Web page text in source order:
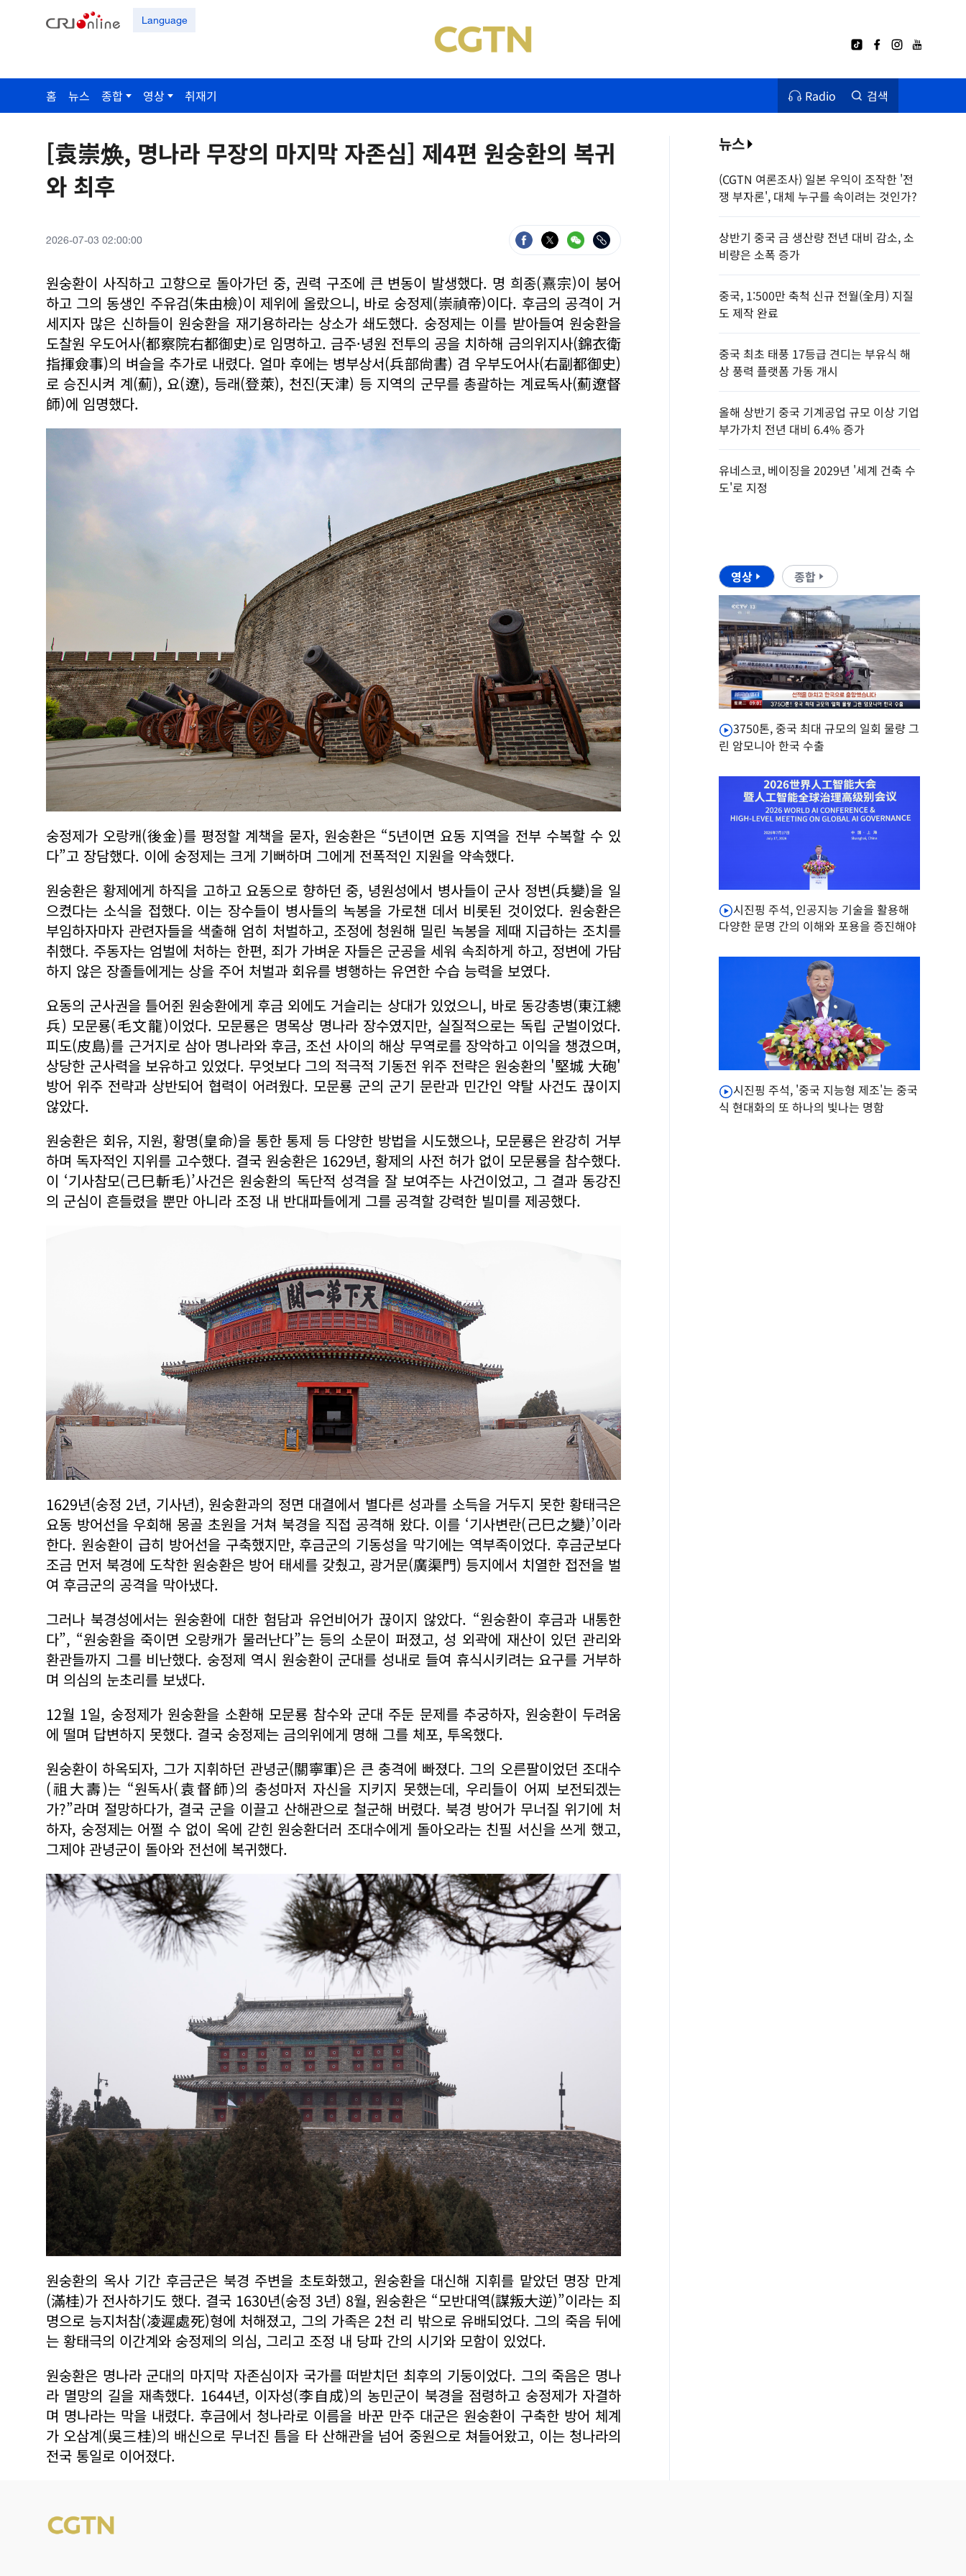
Language
홈 뉴스 종합 영상 취재기 Radio 검색
[袁崇焕, 명나라 무장의 마지막 자존심] 제4편 원숭환의 복귀
와 최후
2026-07-03 02:00:00
원숭환이 사직하고 고향으로 돌아가던 중, 권력 구조에 큰 변동이 발생했다. 명 희종(熹宗)이 붕어
하고 그의 동생인 주유검(朱由檢)이 제위에 올랐으니, 바로 숭정제(崇禎帝)이다. 후금의 공격이 거
세지자 많은 신하들이 원숭환을 재기용하라는 상소가 쇄도했다. 숭정제는 이를 받아들여 원숭환을
도찰원 우도어사(都察院右都御史)로 임명하고. 금주·녕원 전투의 공을 치하해 금의위지사(錦衣衛
指揮僉事)의 벼슬을 추가로 내렸다. 얼마 후에는 병부상서(兵部尙書) 겸 우부도어사(右副都御史)
로 승진시켜 계(薊), 요(遼), 등래(登萊), 천진(天津) 등 지역의 군무를 총괄하는 계료독사(薊遼督
師)에 임명했다.
숭정제가 오랑캐(後金)를 평정할 계책을 묻자, 원숭환은 “5년이면 요동 지역을 전부 수복할 수 있
다”고 장담했다. 이에 숭정제는 크게 기뻐하며 그에게 전폭적인 지원을 약속했다.
원숭환은 황제에게 하직을 고하고 요동으로 향하던 중, 녕원성에서 병사들이 군사 정변(兵變)을 일
으켰다는 소식을 접했다. 이는 장수들이 병사들의 녹봉을 가로챈 데서 비롯된 것이었다. 원숭환은
부임하자마자 관련자들을 색출해 엄히 처벌하고, 조정에 청원해 밀린 녹봉을 제때 지급하는 조치를
취했다. 주동자는 엄벌에 처하는 한편, 죄가 가벼운 자들은 군공을 세워 속죄하게 하고, 정변에 가담
하지 않은 장졸들에게는 상을 주어 처벌과 회유를 병행하는 유연한 수습 능력을 보였다.
요동의 군사권을 틀어쥔 원숭환에게 후금 외에도 거슬리는 상대가 있었으니, 바로 동강총병(東江總
兵) 모문룡(毛文龍)이었다. 모문룡은 명목상 명나라 장수였지만, 실질적으로는 독립 군벌이었다.
피도(皮島)를 근거지로 삼아 명나라와 후금, 조선 사이의 해상 무역로를 장악하고 이익을 챙겼으며,
상당한 군사력을 보유하고 있었다. 무엇보다 그의 적극적 기동전 위주 전략은 원숭환의 '堅城 大砲'
방어 위주 전략과 상반되어 협력이 어려웠다. 모문룡 군의 군기 문란과 민간인 약탈 사건도 끊이지
않았다.
원숭환은 회유, 지원, 황명(皇命)을 통한 통제 등 다양한 방법을 시도했으나, 모문룡은 완강히 거부
하며 독자적인 지위를 고수했다. 결국 원숭환은 1629년, 황제의 사전 허가 없이 모문룡을 참수했다.
이 ‘기사참모(己巳斬毛)’사건은 원숭환의 독단적 성격을 잘 보여주는 사건이었고, 그 결과 동강진
의 군심이 흔들렸을 뿐만 아니라 조정 내 반대파들에게 그를 공격할 강력한 빌미를 제공했다.
1629년(숭정 2년, 기사년), 원숭환과의 정면 대결에서 별다른 성과를 소득을 거두지 못한 황태극은
요동 방어선을 우회해 몽골 초원을 거쳐 북경을 직접 공격해 왔다. 이를 ‘기사변란(己巳之變)’이라
한다. 원숭환이 급히 방어선을 구축했지만, 후금군의 기동성을 막기에는 역부족이었다. 후금군보다
조금 먼저 북경에 도착한 원숭환은 방어 태세를 갖췄고, 광거문(廣渠門) 등지에서 치열한 접전을 벌
여 후금군의 공격을 막아냈다.
그러나 북경성에서는 원숭환에 대한 험담과 유언비어가 끊이지 않았다. “원숭환이 후금과 내통한
다”, “원숭환을 죽이면 오랑캐가 물러난다”는 등의 소문이 퍼졌고, 성 외곽에 재산이 있던 관리와
환관들까지 그를 비난했다. 숭정제 역시 원숭환이 군대를 성내로 들여 휴식시키려는 요구를 거부하
며 의심의 눈초리를 보냈다.
12월 1일, 숭정제가 원숭환을 소환해 모문룡 참수와 군대 주둔 문제를 추궁하자, 원숭환이 두려움
에 떨며 답변하지 못했다. 결국 숭정제는 금의위에게 명해 그를 체포, 투옥했다.
원숭환이 하옥되자, 그가 지휘하던 관녕군(關寧軍)은 큰 충격에 빠졌다. 그의 오른팔이었던 조대수
(祖大壽)는 “원독사(袁督師)의 충성마저 자신을 지키지 못했는데, 우리들이 어찌 보전되겠는
가?”라며 절망하다가, 결국 군을 이끌고 산해관으로 철군해 버렸다. 북경 방어가 무너질 위기에 처
하자, 숭정제는 어쩔 수 없이 옥에 갇힌 원숭환더러 조대수에게 돌아오라는 친필 서신을 쓰게 했고,
그제야 관녕군이 돌아와 전선에 복귀했다.
원숭환의 옥사 기간 후금군은 북경 주변을 초토화했고, 원숭환을 대신해 지휘를 맡았던 명장 만계
(滿桂)가 전사하기도 했다. 결국 1630년(숭정 3년) 8월, 원숭환은 “모반대역(謀叛大逆)”이라는 죄
명으로 능지처참(凌遲處死)형에 처해졌고, 그의 가족은 2천 리 밖으로 유배되었다. 그의 죽음 뒤에
는 황태극의 이간계와 숭정제의 의심, 그리고 조정 내 당파 간의 시기와 모함이 있었다.
원숭환은 명나라 군대의 마지막 자존심이자 국가를 떠받치던 최후의 기둥이었다. 그의 죽음은 명나
라 멸망의 길을 재촉했다. 1644년, 이자성(李自成)의 농민군이 북경을 점령하고 숭정제가 자결하
며 명나라는 막을 내렸다. 후금에서 청나라로 이름을 바꾼 만주 대군은 원숭환이 구축한 방어 체계
가 오삼계(吳三桂)의 배신으로 무너진 틈을 타 산해관을 넘어 중원으로 쳐들어왔고, 이는 청나라의
전국 통일로 이어졌다.
뉴스
(CGTN 여론조사) 일본 우익이 조작한 '전
쟁 부자론', 대체 누구를 속이려는 것인가?
상반기 중국 금 생산량 전년 대비 감소, 소
비량은 소폭 증가
중국, 1:500만 축척 신규 전월(全月) 지질
도 제작 완료
중국 최초 태풍 17등급 견디는 부유식 해
상 풍력 플랫폼 가동 개시
올해 상반기 중국 기계공업 규모 이상 기업
부가가치 전년 대비 6.4% 증가
유네스코, 베이징을 2029년 '세계 건축 수
도'로 지정
영상 종합
3750톤, 중국 최대 규모의 일회 물량 그
린 암모니아 한국 수출
시진핑 주석, 인공지능 기술을 활용해
다양한 문명 간의 이해와 포용을 증진해야
시진핑 주석, '중국 지능형 제조'는 중국
식 현대화의 또 하나의 빛나는 명함